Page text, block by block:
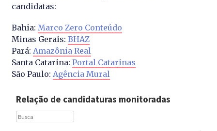
candidatas:
Bahia: Marco Zero Conteúdo
Minas Gerais: BHAZ
Pará: Amazônia Real
Santa Catarina: Portal Catarinas
São Paulo: Agência Mural